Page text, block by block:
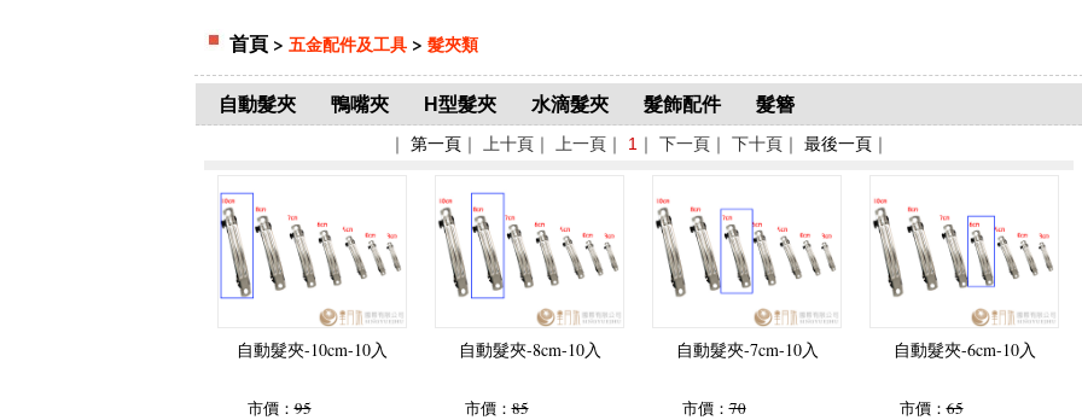
首頁> 五金配件及工具> 髮夾類
自動髮夾 鴨嘴夾 H型髮夾 水滴髮夾 髮飾配件 髮簪
｜ 第一頁｜ 上十頁｜ 上一頁｜ 1 ｜ 下一頁｜ 下十頁｜ 最後一頁｜
自動髮夾-10cm-10入
市價：95
自動髮夾-8cm-10入
市價：85
自動髮夾-7cm-10入
市價：70
自動髮夾-6cm-10入
市價：65